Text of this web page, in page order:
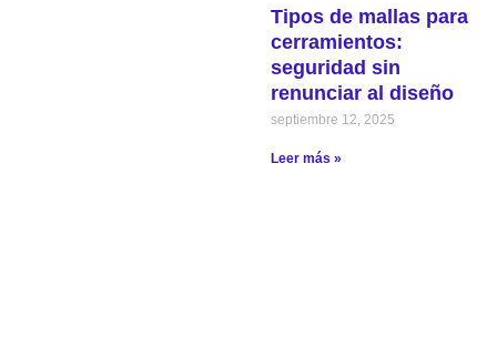
Tipos de mallas para
cerramientos:
seguridad sin
renunciar al diseño
septiembre 12, 2025
Leer más »